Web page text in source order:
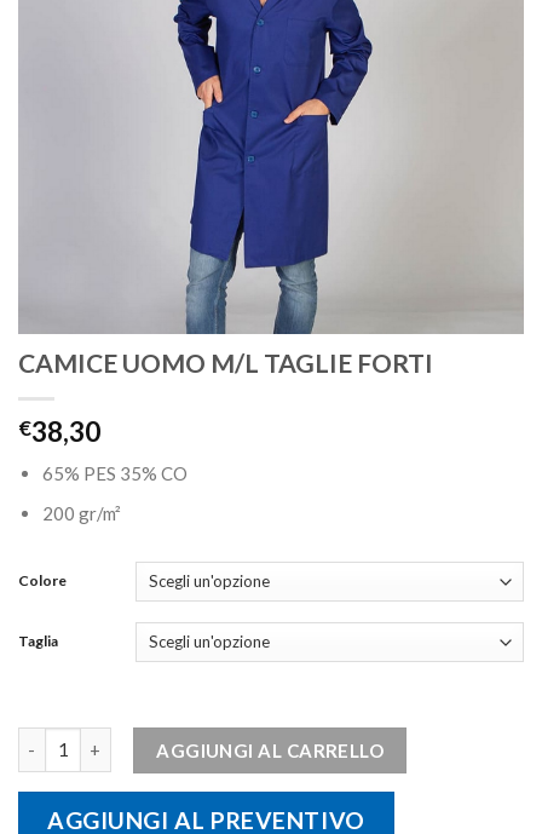
CAMICE UOMO M/L TAGLIE FORTI
€38,30
65% PES 35% CO
200 gr/m²
Colore
Taglia
AGGIUNGI AL CARRELLO
AGGIUNGI AL PREVENTIVO